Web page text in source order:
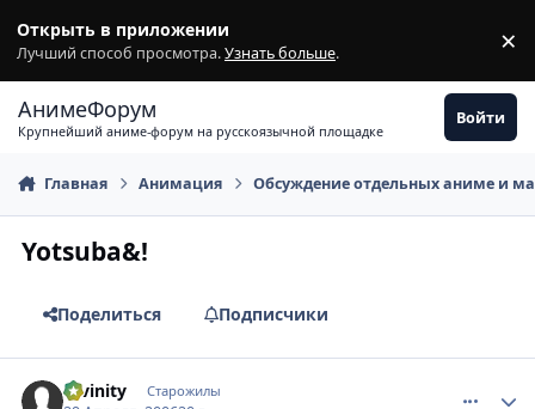
Открыть в приложении
Лучший способ просмотра.Узнать больше. ×
АнимеФорум
Крупнейший аниме-форум на русскоязычной площадке
Войти
Главная Анимация Обсуждение отдельных аниме и
Yotsuba&!
Поделиться Подписчики
Divinity Старожилы